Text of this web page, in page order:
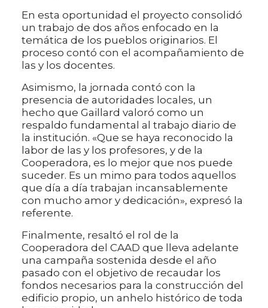
En esta oportunidad el proyecto consolidó
un trabajo de dos años enfocado en la
temática de los pueblos originarios. El
proceso contó con el acompañamiento de
las y los docentes.
Asimismo, la jornada contó con la
presencia de autoridades locales, un
hecho que Gaillard valoró como un
respaldo fundamental al trabajo diario de
la institución. «Que se haya reconocido la
labor de las y los profesores, y de la
Cooperadora, es lo mejor que nos puede
suceder. Es un mimo para todos aquellos
que día a día trabajan incansablemente
con mucho amor y dedicación», expresó la
referente.
Finalmente, resaltó el rol de la
Cooperadora del CAAD que lleva adelante
una campaña sostenida desde el año
pasado con el objetivo de recaudar los
fondos necesarios para la construcción del
edificio propio, un anhelo histórico de toda